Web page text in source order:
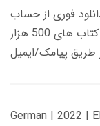
هزار تومانی دانلود فوری از حساب
کاربری می باشد، و زمان تحویل لینک دانلود کتاب های 500 هزار
German | 2022 |